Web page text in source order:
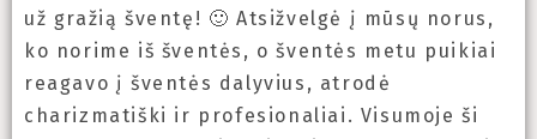
už gražią šventę! 🙂 Atsižvelgė į mūsų norus,
ko norime iš šventės, o šventės metu puikiai
reagavo į šventės dalyvius, atrodė
charizmatiški ir profesionaliai. Visumoje ši